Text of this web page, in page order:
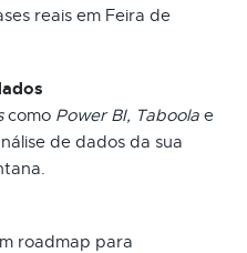
reais em Feira de
como Power BI, Taboola e
de dados da sua
roadmap para